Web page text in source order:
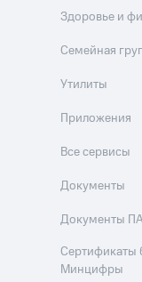
Здоровье и
Семейная
Утилиты
Приложения
Все сервисы
Документы
Документы
Сертификаты
Минцифры